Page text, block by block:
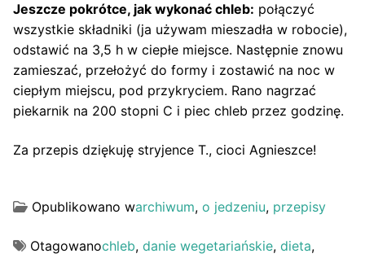
Jeszcze pokrótce, jak wykonać chleb: połączyć
wszystkie składniki (ja używam mieszadła w robocie),
odstawić na 3,5 h w ciepłe miejsce. Następnie znowu
zamieszać, przełożyć do formy i zostawić na noc w
ciepłym miejscu, pod przykryciem. Rano nagrzać
piekarnik na 200 stopni C i piec chleb przez godzinę.
Za przepis dziękuję stryjence T., cioci Agnieszce!
Opublikowano warchiwum, o jedzeniu, przepisy
Otagowanochleb, danie wegetariańskie, dieta,